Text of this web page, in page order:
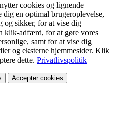
cookies og lignende
en optimal brugeroplevelse,
og sikker, for at vise dig
klik-adfærd, for at gøre vores
samt for at vise dig
og eksterne hjemmesider. Klik
dette. Privatlivspolitik
Accepter cookies